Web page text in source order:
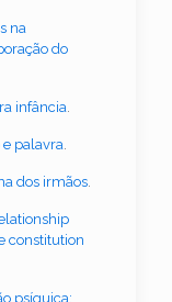
na
do
infância.
e palavra.
dos irmãos.
constitution
psíquica: